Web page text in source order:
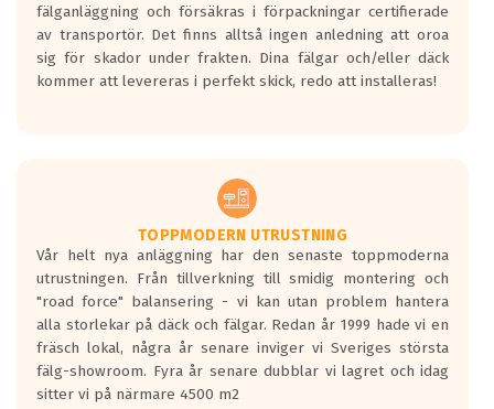
fälganläggning och försäkras i förpackningar certifierade
av transportör. Det finns alltså ingen anledning att oroa
sig för skador under frakten. Dina fälgar och/eller däck
kommer att levereras i perfekt skick, redo att installeras!
TOPPMODERN UTRUSTNING
Vår helt nya anläggning har den senaste toppmoderna
utrustningen. Från tillverkning till smidig montering och
"road force" balansering - vi kan utan problem hantera
alla storlekar på däck och fälgar. Redan år 1999 hade vi en
fräsch lokal, några år senare inviger vi Sveriges största
fälg-showroom. Fyra år senare dubblar vi lagret och idag
sitter vi på närmare 4500 m2